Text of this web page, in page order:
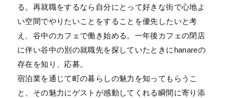
る。再就職をするなら自分にとって好きな街で心地よ
い空間でやりたいことをすることを優先したいと考
え、谷中のカフェで働き始める。一年後カフェの閉店
に伴い谷中の別の就職先を探していたときにhanareの
存在を知り、応募。
宿泊業を通じて町の暮らしの魅力を知ってもらうこ
と、その魅力にゲストが感動してくれる瞬間に寄り添